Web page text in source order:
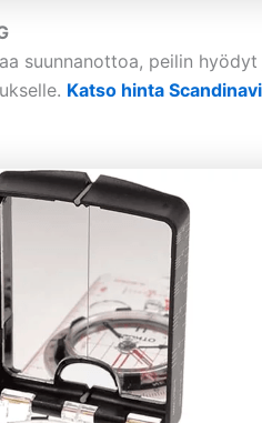
suunnanottoa, peilin
Katso hinta